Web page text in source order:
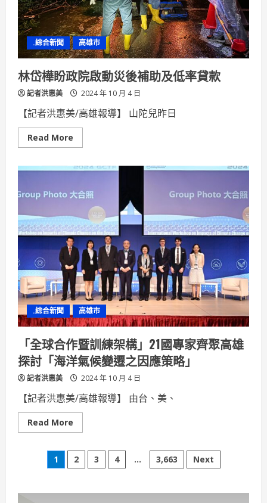
點
數
19
倍
送、
GMpay
消
費
滿
1,000
最
送
150
.綜合新聞 高雄市
林岱樺盼政院啟動災後補助及低率貸款
記者洪惠美 2024 年 10 月 4 日
【記者洪惠美/高雄報導】 山陀兒昨日
Read More
more
岱
政
動
災
後
補
助
及
低
率
貸
款
.綜合新聞 高雄市
「全球合作暨訓練架構」21國專家齊聚高雄
探討「海洋氣候變遷之因應策略」
記者洪惠美 2024 年 10 月 4 日
【記者洪惠美/高雄報導】 由台、美、
Read More
more
球
合
作
練
文
章
1 2 3 4 ... 3,663 Next